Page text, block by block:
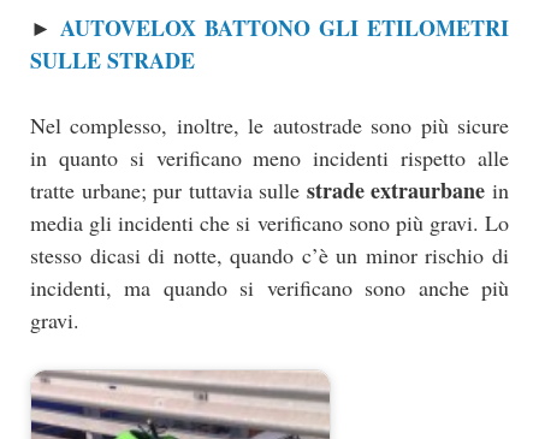
► AUTOVELOX BATTONO GLI ETILOMETRI
SULLE STRADE
Nel complesso, inoltre, le autostrade sono più sicure
in quanto si verificano meno incidenti rispetto alle
tratte urbane; pur tuttavia sulle strade extraurbane in
media gli incidenti che si verificano sono più gravi. Lo
stesso dicasi di notte, quando c’è un minor rischio di
incidenti, ma quando si verificano sono anche più
gravi.